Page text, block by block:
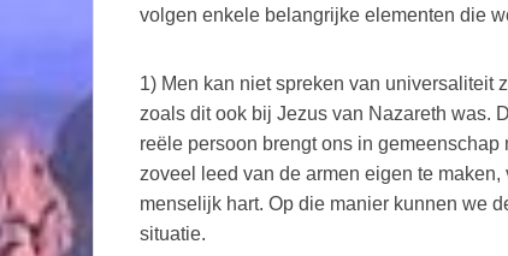
volgen enkele belangrijke elementen die
1) Men kan niet spreken van universaliteit
zoals dit ook bij Jezus van Nazareth was.
reële persoon brengt ons in
zoveel leed van de armen eigen te
menselijk hart. Op die manier kunnen we
situatie.